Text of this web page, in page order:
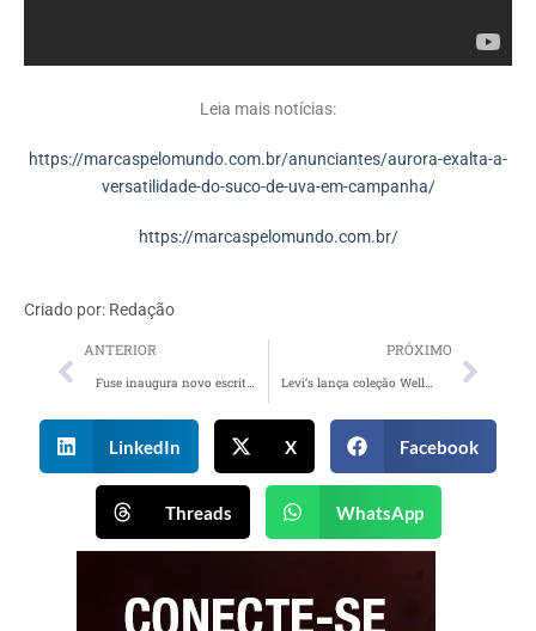
Leia mais notícias:
https://marcaspelomundo.com.br/anunciantes/aurora-exalta-a-
versatilidade-do-suco-de-uva-em-campanha/
https://marcaspelomundo.com.br/
Criado por: Redação
ANTERIOR
Fuse inaugura novo escritório em São Paulo
PRÓXIMO
Levi’s lança coleção WellThread com estampas feitas à base de plantas
LinkedIn X Facebook
Threads WhatsApp